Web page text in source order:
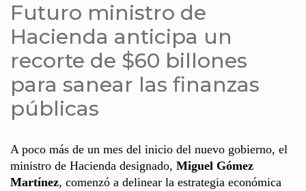
Futuro ministro de
Hacienda anticipa un
recorte de $60 billones
para sanear las finanzas
públicas
A poco más de un mes del inicio del nuevo gobierno, el
ministro de Hacienda designado, Miguel Gómez
Martínez, comenzó a delinear la estrategia económica